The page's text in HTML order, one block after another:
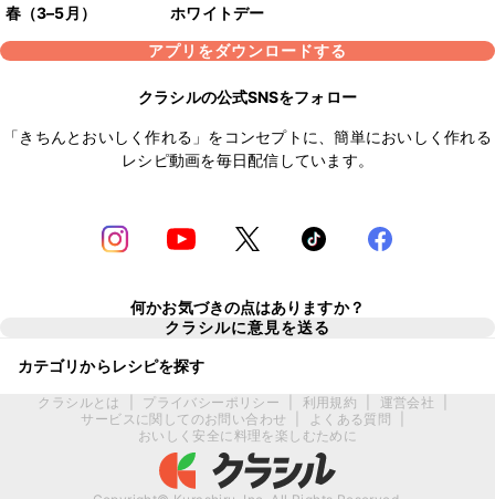
春（3–5月）
ホワイトデー
アプリをダウンロードする
クラシルの公式SNSをフォロー
「きちんとおいしく作れる」をコンセプトに、簡単においしく作れる
レシピ動画を毎日配信しています。
何かお気づきの点はありますか？
クラシルに意見を送る
カテゴリからレシピを探す
クラシルとは プライバシーポリシー 利用規約 運営会社
サービスに関してのお問い合わせ
よくある質問
おいしく安全に料理を楽しむために